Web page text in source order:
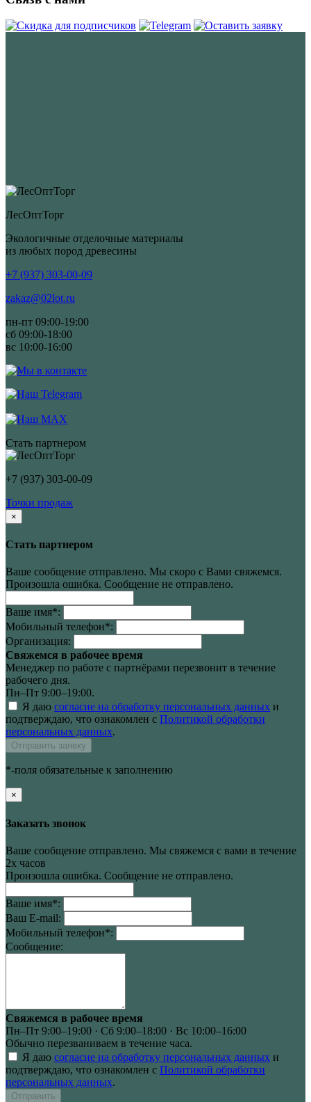
ЛесОптТорг
Экологичные отделочные материалы
из любых пород древесины
+7 (937) 303-00-09
zakaz@02lot.ru
пн-пт 09:00-19:00
сб 09:00-18:00
вс 10:00-16:00
Стать партнером
+7 (937) 303-00-09
Точки продаж
×
Стать партнером
Ваше сообщение отправлено. Мы скоро с Вами свяжемся.
Произошла ошибка. Сообщение не отправлено.
Ваше имя*:
Мобильный телефон*:
Организация:
Свяжемся в рабочее время
Менеджер по работе с партнёрами перезвонит в течение
рабочего дня.
Пн–Пт 9:00–19:00.
Я даю согласие на обработку персональных данных и
подтверждаю, что ознакомлен с Политикой обработки
персональных данных.
Отправить заявку
*-поля обязательные к заполнению
×
Заказать звонок
Ваше сообщение отправлено. Мы свяжемся с вами в течение
2х часов
Произошла ошибка. Сообщение не отправлено.
Ваше имя*:
Ваш E-mail:
Мобильный телефон*:
Сообщение:
Свяжемся в рабочее время
Пн–Пт 9:00–19:00 · Сб 9:00–18:00 · Вс 10:00–16:00
Обычно перезваниваем в течение часа.
Я даю согласие на обработку персональных данных и
подтверждаю, что ознакомлен с Политикой обработки
персональных данных.
Отправить